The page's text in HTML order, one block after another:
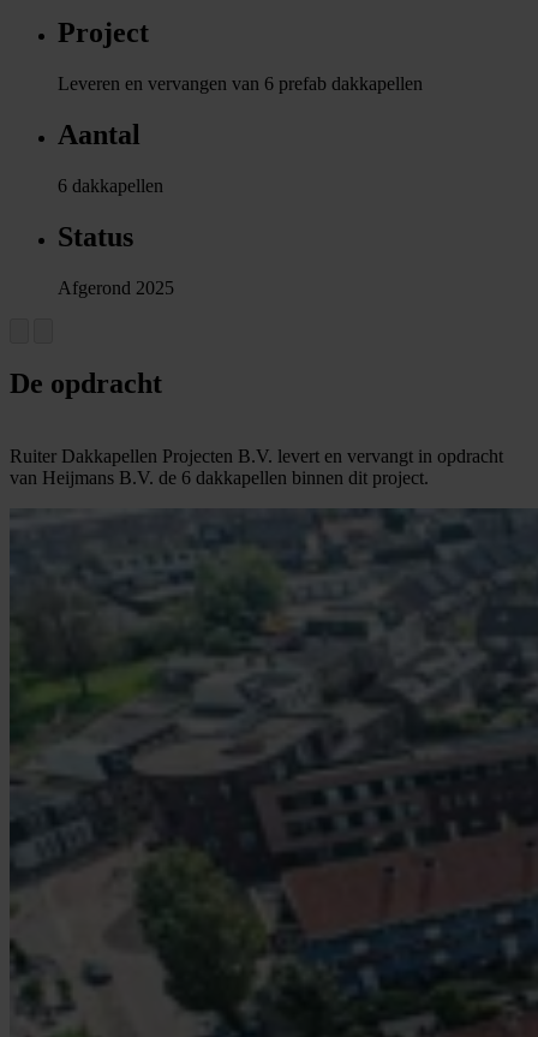
Project
Leveren en vervangen van 6 prefab dakkapellen
Aantal
6 dakkapellen
Status
Afgerond 2025
De opdracht
Ruiter Dakkapellen Projecten B.V. levert en vervangt in opdracht
van Heijmans B.V. de 6 dakkapellen binnen dit project.